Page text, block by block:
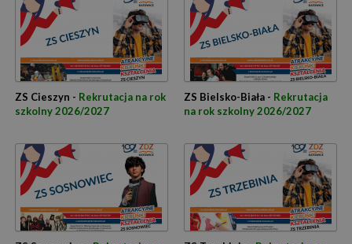
ZS Cieszyn - Rekrutacja na rok
szkolny 2026/2027
ZS Bielsko-Biała - Rekrutacja
na rok szkolny 2026/2027